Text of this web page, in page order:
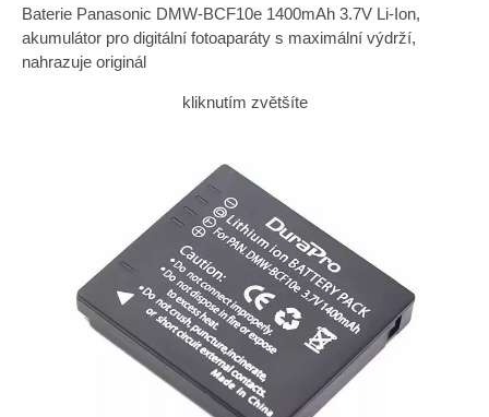
Baterie Panasonic DMW-BCF10e 1400mAh 3.7V Li-Ion,
akumulátor pro digitální fotoaparáty s maximální výdrží,
nahrazuje originál
kliknutím zvětšíte